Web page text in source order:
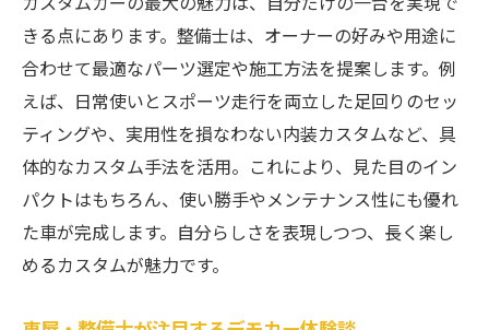
きる点にあります。整備士は、オーナーの好みや用途に
合わせて最適なパーツ選定や施工方法を提案します。例
えば、日常使いとスポーツ走行を両立した足回りのセッ
ティングや、実用性を損なわない内装カスタムなど、具
体的なカスタム手法を活用。これにより、見た目のイン
パクトはもちろん、使い勝手やメンテナンス性にも優れ
た車が完成します。自分らしさを表現しつつ、長く楽し
めるカスタムが魅力です。